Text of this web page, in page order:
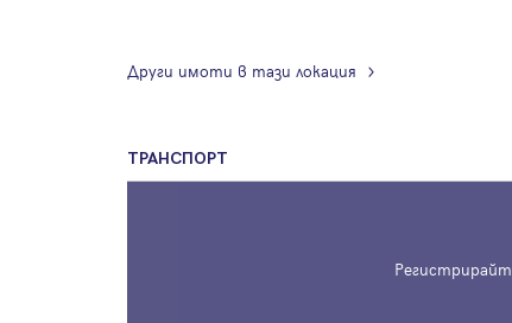
Други имоти в тази локация
ТРАНСПОРТ